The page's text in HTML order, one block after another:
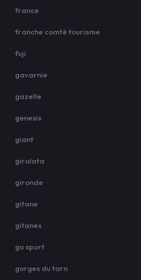
france
franche comté tourisme
fuji
gavarnie
gazelle
genesis
giant
girolata
gironde
gitane
gitanes
go sport
gorges du tarn